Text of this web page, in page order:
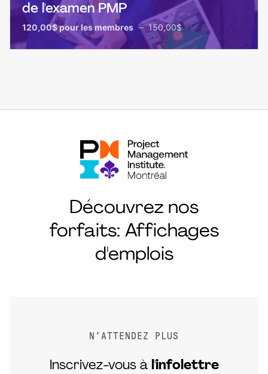
de l'examen PMP
120,00$pour les membres 150,00$
Découvrez nos
forfaits: Affichages
d'emplois
N'ATTENDEZ PLUS
Inscrivez-vous à l'infolettre